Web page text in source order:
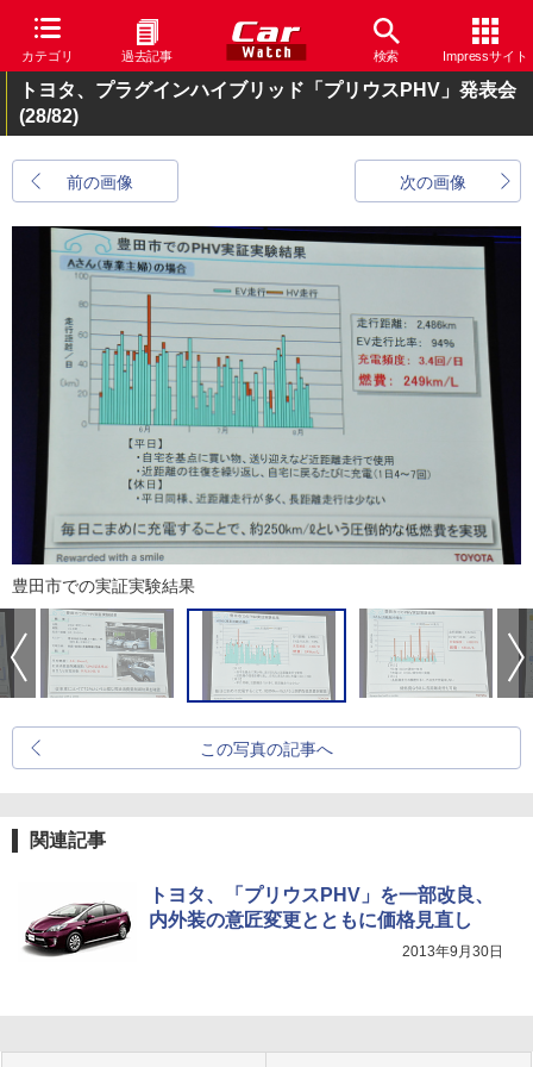
カテゴリ 過去記事 検索 Impressサイト
トヨタ、プラグインハイブリッド「プリウスPHV」発表会
(28/82)
前の画像 次の画像
豊田市での実証実験結果
この写真の記事へ
関連記事
トヨタ、「プリウスPHV」を一部改良、
内外装の意匠変更とともに価格見直し
2013年9月30日